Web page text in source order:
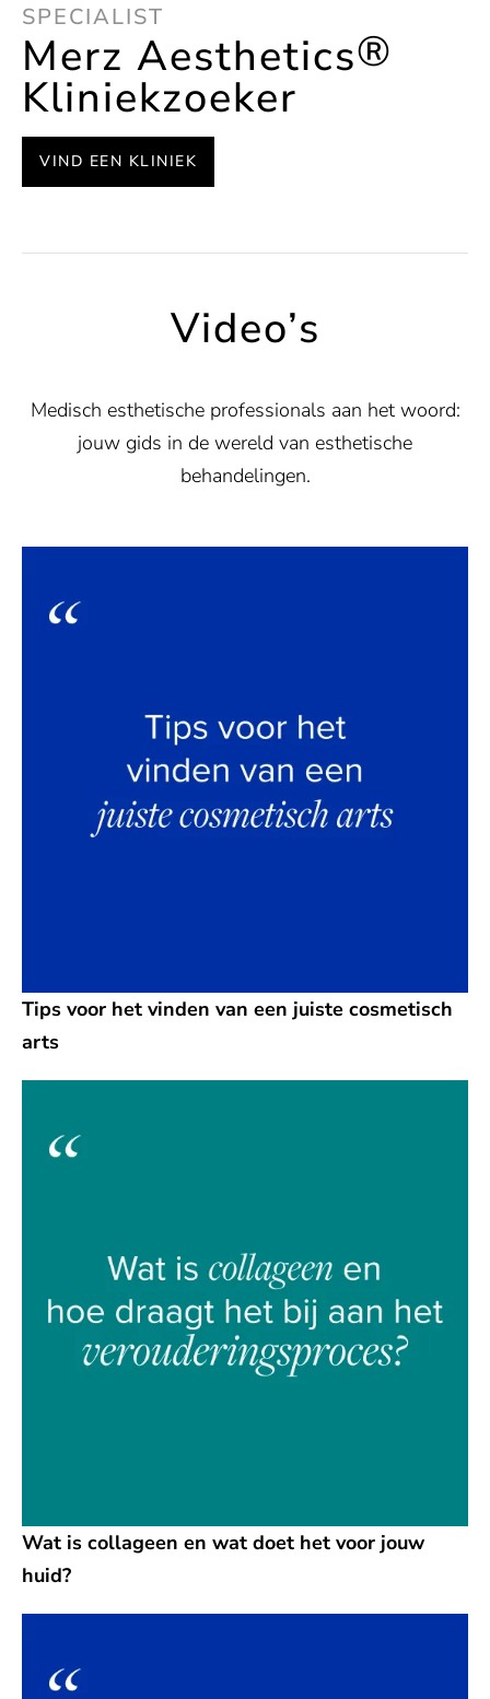
SPECIALIST
Merz Aesthetics®
Kliniekzoeker
VIND EEN KLINIEK
Video’s
Medisch esthetische professionals aan het woord:
jouw gids in de wereld van esthetische
behandelingen.
Tips voor het vinden van een juiste cosmetisch
arts
Wat is collageen en wat doet het voor jouw
huid?